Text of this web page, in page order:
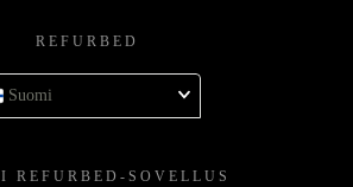
REFURBED
Suomi
REFURBED-SOVELLUS